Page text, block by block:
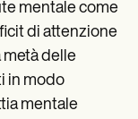
mentale come
di attenzione
metà delle
in modo
mentale